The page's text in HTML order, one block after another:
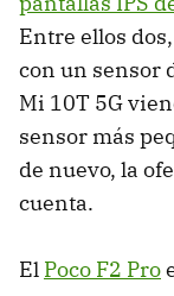
Entre ellos
con un sensor
Mi 10T 5G
sensor más
de nuevo, la
cuenta.
El Poco F2 Pro